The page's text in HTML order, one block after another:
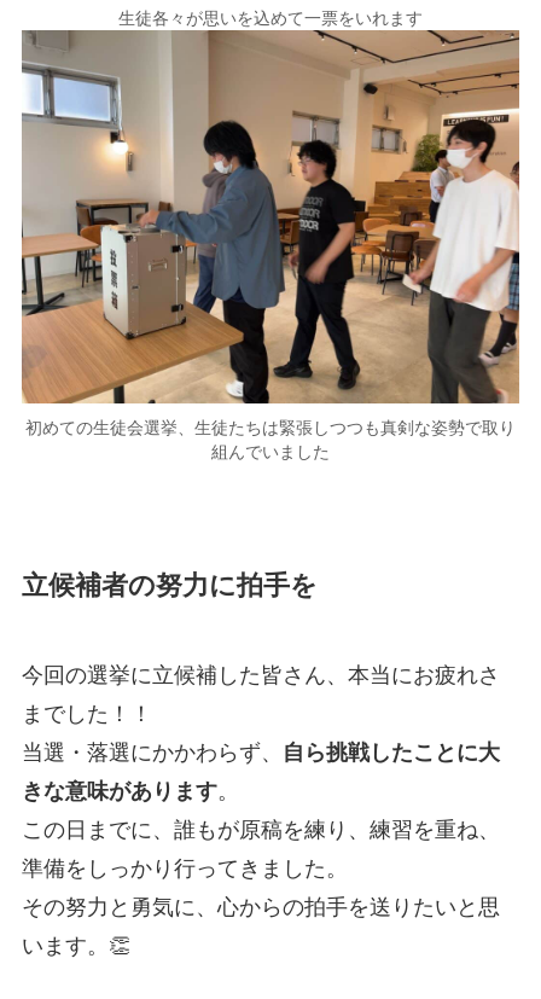
生徒各々が思いを込めて一票をいれます
初めての生徒会選挙、生徒たちは緊張しつつも真剣な姿勢で取り
組んでいました
立候補者の努力に拍手を
今回の選挙に立候補した皆さん、本当にお疲れさ
までした！！
当選・落選にかかわらず、
自ら挑戦したことに大
きな意味があります。
この日までに、誰もが原稿を練り、練習を重ね、
準備をしっかり行ってきました。
その努力と勇気に、心からの拍手を送りたいと思
います。👏